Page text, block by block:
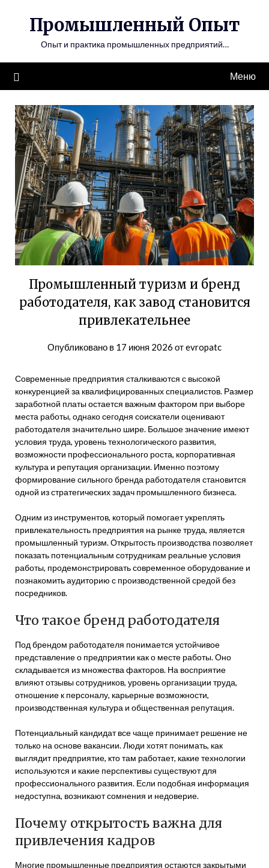
содержимому
Промышленный Опыт
Опыт и практика промышленных предприятий…
Меню
Промышленный туризм и бренд
работодателя, как завод становится
привлекательнее
Опубликовано в 17 июня 2026 отevropatc
Современные предприятия сталкиваются с высокой
конкуренцией за квалифицированных специалистов. Размер
заработной платы остается важным фактором при выборе
места работы, однако сегодня соискатели оценивают
работодателя значительно шире. Большое значение имеют
условия труда, уровень технологического развития,
возможности профессионального роста, корпоративная
культура и репутация организации. Именно поэтому
формирование сильного бренда работодателя становится
одной из стратегических задач промышленного бизнеса.
Одним из инструментов, который помогает укреплять
привлекательность предприятия на рынке труда, является
промышленный туризм. Открытость производства позволяет
показать потенциальным сотрудникам реальные условия
работы, продемонстрировать современное оборудование и
познакомить аудиторию с производственной средой без
посредников.
Что такое бренд работодателя
Под брендом работодателя понимается устойчивое
представление о предприятии как о месте работы. Оно
складывается из множества факторов. На восприятие
влияют отзывы сотрудников, уровень организации труда,
отношение к персоналу, карьерные возможности,
производственная культура и общественная репутация.
Потенциальный кандидат все чаще принимает решение не
только на основе вакансии. Люди хотят понимать, как
выглядит предприятие, кто там работает, какие технологии
используются и какие перспективы существуют для
профессионального развития. Если подобная информация
недоступна, возникают сомнения и недоверие.
Почему открытость важна для
привлечения кадров
Многие промышленные предприятия остаются закрытыми